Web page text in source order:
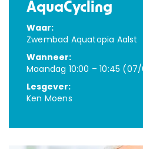
AquaCycling
Waar:
Zwembad Aquatopia Aalst
Wanneer:
Maandag 10:00 – 10:45
Lesgever:
Ken Moens